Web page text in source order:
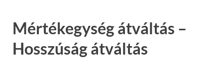
Mértékegység átváltás –
Hosszúság átváltás